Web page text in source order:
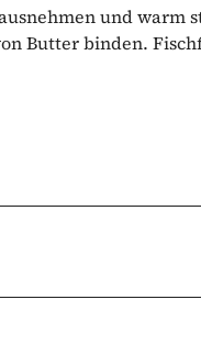
und warm
Butter binden.